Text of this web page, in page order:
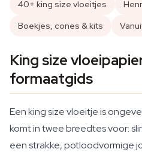
40+ king size vloeitjes
Boekjes, cones & kits
King size
formaatgids
Een king size vloeitje is
komt in twee breedtes voor:
een strakke, potloodvormige